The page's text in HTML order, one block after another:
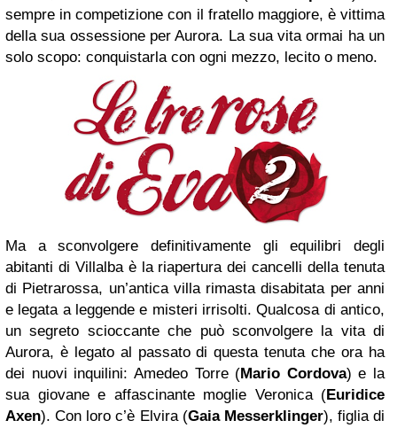
sempre in competizione con il fratello maggiore, è vittima
della sua ossessione per Aurora. La sua vita ormai ha un
solo scopo: conquistarla con ogni mezzo, lecito o meno.
Ma a sconvolgere definitivamente gli equilibri degli
abitanti di Villalba è la riapertura dei cancelli della tenuta
di Pietrarossa, un’antica villa rimasta disabitata per anni
e legata a leggende e misteri irrisolti. Qualcosa di antico,
un segreto scioccante che può sconvolgere la vita di
Aurora, è legato al passato di questa tenuta che ora ha
dei nuovi inquilini: Amedeo Torre (Mario Cordova) e la
sua giovane e affascinante moglie Veronica (Euridice
Axen). Con loro c’è Elvira (Gaia Messerklinger), figlia di